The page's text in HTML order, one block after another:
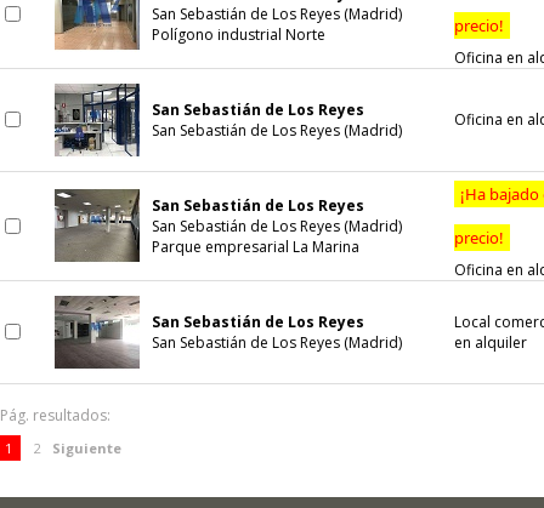
San Sebastián de Los Reyes (Madrid)
Polígono industrial Norte
precio!
Oficina en
San Sebastián de Los Reyes
San Sebastián de Los Reyes (Madrid)
Oficina en
San Sebastián de Los Reyes
San Sebastián de Los Reyes (Madrid)
Parque empresarial La Marina
¡Ha bajado
precio!
Oficina en
San Sebastián de Los Reyes
San Sebastián de Los Reyes (Madrid)
Local
en alquiler
Pág. resultados:
1 2 Siguiente